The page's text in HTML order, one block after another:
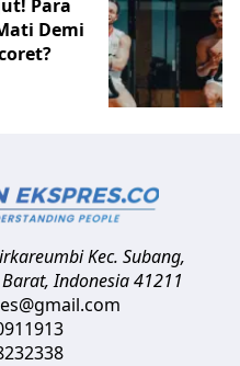
Para
Demi
Kec. Subang,
,Indonesia41211